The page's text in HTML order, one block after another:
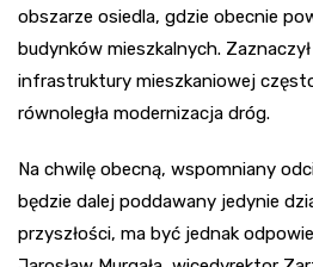
obszarze osiedla, gdzie obecnie
budynków mieszkalnych.
infrastruktury mieszkaniowej
równoległa modernizacja dróg.
Na chwilę obecną, wspomniany
będzie dalej poddawany jedynie
przyszłości, ma być jednak